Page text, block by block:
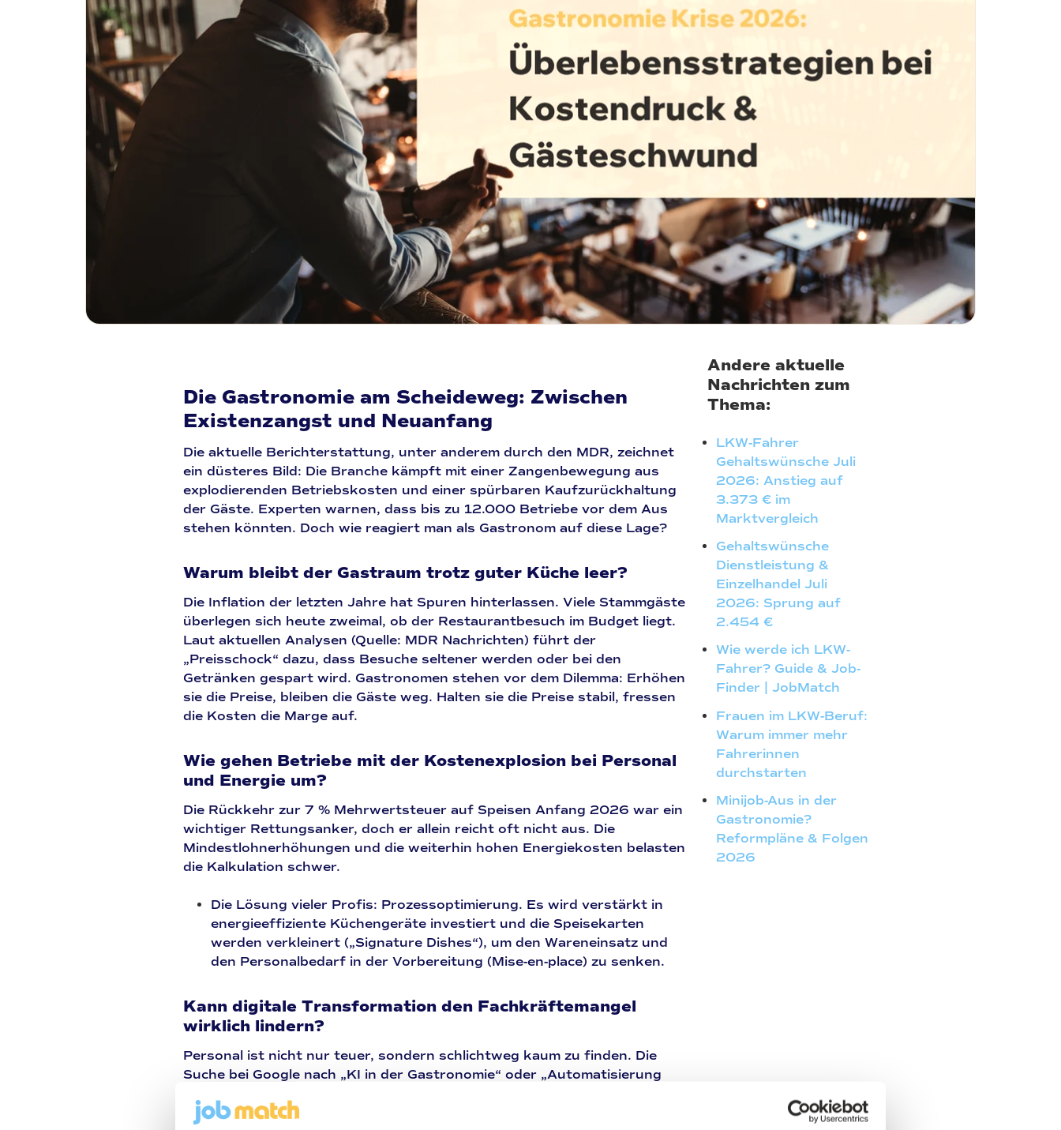
Die Gastronomie am Scheideweg: Zwischen
Existenzangst und Neuanfang
Die aktuelle Berichterstattung, unter anderem durch den MDR, zeichnet
ein düsteres Bild: Die Branche kämpft mit einer Zangenbewegung aus
explodierenden Betriebskosten und einer spürbaren Kaufzurückhaltung
der Gäste. Experten warnen, dass bis zu 12.000 Betriebe vor dem Aus
stehen könnten. Doch wie reagiert man als Gastronom auf diese Lage?
Warum bleibt der Gastraum trotz guter Küche leer?
Die Inflation der letzten Jahre hat Spuren hinterlassen. Viele Stammgäste
überlegen sich heute zweimal, ob der Restaurantbesuch im Budget liegt.
Laut aktuellen Analysen (Quelle: MDR Nachrichten) führt der
„Preisschock“ dazu, dass Besuche seltener werden oder bei den
Getränken gespart wird. Gastronomen stehen vor dem Dilemma: Erhöhen
sie die Preise, bleiben die Gäste weg. Halten sie die Preise stabil, fressen
die Kosten die Marge auf.
Wie gehen Betriebe mit der Kostenexplosion bei Personal
und Energie um?
Die Rückkehr zur 7 % Mehrwertsteuer auf Speisen Anfang 2026 war ein
wichtiger Rettungsanker, doch er allein reicht oft nicht aus. Die
Mindestlohnerhöhungen und die weiterhin hohen Energiekosten belasten
die Kalkulation schwer.
Die Lösung vieler Profis: Prozessoptimierung. Es wird verstärkt in
energieeffiziente Küchengeräte investiert und die Speisekarten
werden verkleinert („Signature Dishes“), um den Wareneinsatz und
den Personalbedarf in der Vorbereitung (Mise-en-place) zu senken.
Kann digitale Transformation den Fachkräftemangel
wirklich lindern?
Personal ist nicht nur teuer, sondern schlichtweg kaum zu finden. Die
Suche bei Google nach „KI in der Gastronomie“ oder „Automatisierung
Andere aktuelle
Nachrichten zum
Thema:
LKW-Fahrer
Gehaltswünsche Juli
2026: Anstieg auf
3.373 € im
Marktvergleich
Gehaltswünsche
Dienstleistung &
Einzelhandel Juli
2026: Sprung auf
2.454 €
Wie werde ich LKW-
Fahrer? Guide & Job-
Finder | JobMatch
Frauen im LKW-Beruf:
Warum immer mehr
Fahrerinnen
durchstarten
Minijob-Aus in der
Gastronomie?
Reformpläne & Folgen
2026